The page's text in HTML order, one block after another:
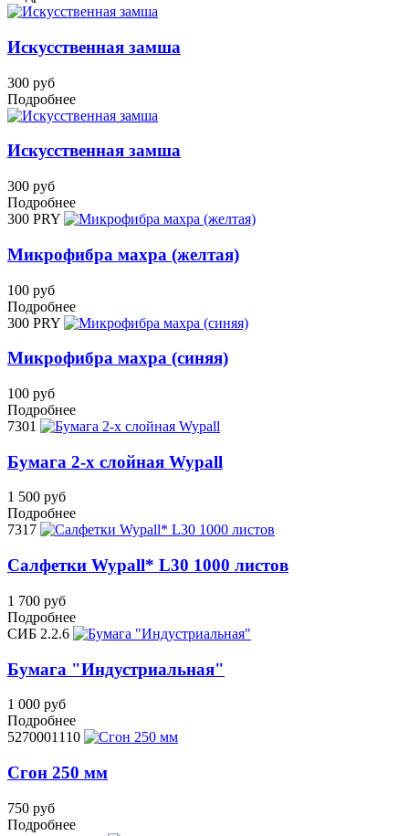
Искусственная замша
300 руб
Подробнее
Искусственная замша
300 руб
Подробнее
300 PRY
Микрофибра махра (желтая)
100 руб
Подробнее
300 PRY
Микрофибра махра (синяя)
100 руб
Подробнее
7301
Бумага 2-х слойная Wypall
1 500 руб
Подробнее
7317
Салфетки Wypall* L30 1000 листов
1 700 руб
Подробнее
СИБ 2.2.6
Бумага "Индустриальная"
1 000 руб
Подробнее
5270001110
Сгон 250 мм
750 руб
Подробнее